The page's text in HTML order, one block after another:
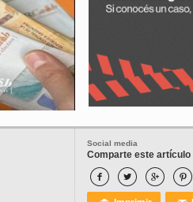
Social media
Comparte este artículo
   